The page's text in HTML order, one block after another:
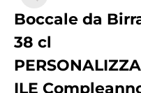
Boccale da
38 cl
ILE